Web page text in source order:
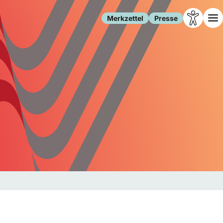
Merkzettel Presse
Leben
Familie
Freizeit
Gesundheit
Internet
Gesellschaft
Forschung
Migration
Polizei